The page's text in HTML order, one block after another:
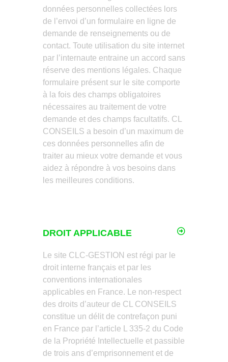
données personnelles collectées lors
de l’envoi d’un formulaire en ligne de
demande de renseignements ou de
contact. Toute utilisation du site internet
par l’internaute entraine un accord sans
réserve des mentions légales. Chaque
formulaire présent sur le site comporte
à la fois des champs obligatoires
nécessaires au traitement de votre
demande et des champs facultatifs. CL
CONSEILS a besoin d’un maximum de
ces données personnelles afin de
traiter au mieux votre demande et vous
aidez à répondre à vos besoins dans
les meilleures conditions.
DROIT APPLICABLE
Le site CLC-GESTION est régi par le
droit interne français et par les
conventions internationales
applicables en France. Le non-respect
des droits d’auteur de CL CONSEILS
constitue un délit de contrefaçon puni
en France par l’article L 335-2 du Code
de la Propriété Intellectuelle et passible
de trois ans d’emprisonnement et de